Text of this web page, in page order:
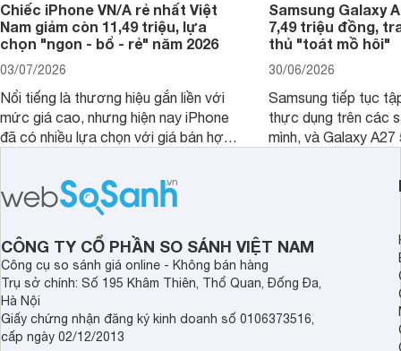
Chiếc iPhone VN/A rẻ nhất Việt
Nam giảm còn 11,49 triệu, lựa
chọn "ngon - bổ - rẻ" năm 2026
03/07/2026
Nổi tiếng là thương hiệu gắn liền với
mức giá cao, nhưng hiện nay iPhone
đã có nhiều lựa chọn với giá bán hợp
cận sản phẩm chính hãng.
Samsung Galaxy
7,49 triệu đồng,
thủ "toát mồ hôi"
30/06/2026
Samsung tiếp tục
thực dụng trên các
mình, và Galaxy
tới cho người dùng
lượng với nhiều
CÔNG TY CỔ PHẦN SO SÁNH VIỆT NAM
Công cụ so sánh giá online - Không bán hàng
Trụ sở chính: Số 195 Khâm Thiên, Thổ Quan, Đống Đa,
Hà Nội
Giấy chứng nhận đăng ký kinh doanh số 0106373516,
cấp ngày 02/12/2013